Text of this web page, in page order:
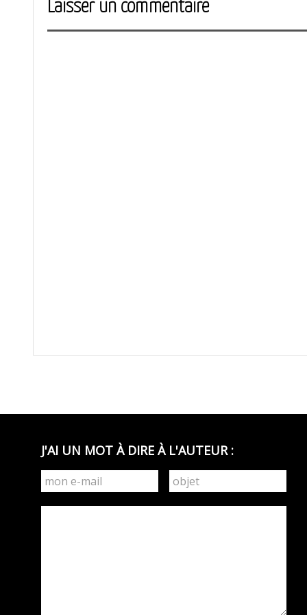
Laisser un commentaire
J'AI UN MOT À DIRE À L'AUTEUR :